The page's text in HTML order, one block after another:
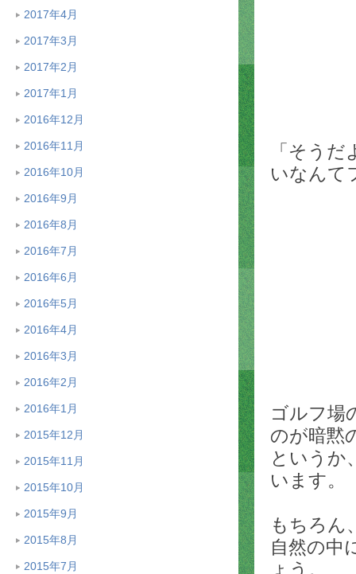
2017年4月
2017年3月
2017年2月
2017年1月
2016年12月
2016年11月
2016年10月
2016年9月
2016年8月
2016年7月
2016年6月
2016年5月
2016年4月
2016年3月
2016年2月
2016年1月
2015年12月
2015年11月
2015年10月
2015年9月
2015年8月
2015年7月
「そう
いなんて
ゴルフ場
のが暗黙
というか
います。
もちろん
自然の中
ょう。